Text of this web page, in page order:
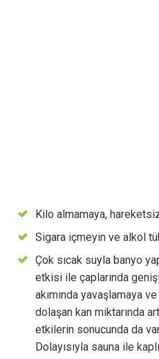
Kilo almamaya,
Sigara içmeyin ve alkol
Çok sıcak suyla banyo
etkisi ile çaplarında
akımında yavaşlamaya
dolaşan kan miktarında
etkilerin sonucunda da
Dolayısıyla sauna ile